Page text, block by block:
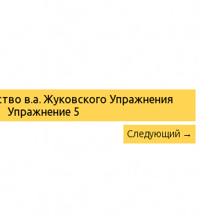
в.а. Жуковского Упражнения
Упражнение 5
Следующий →